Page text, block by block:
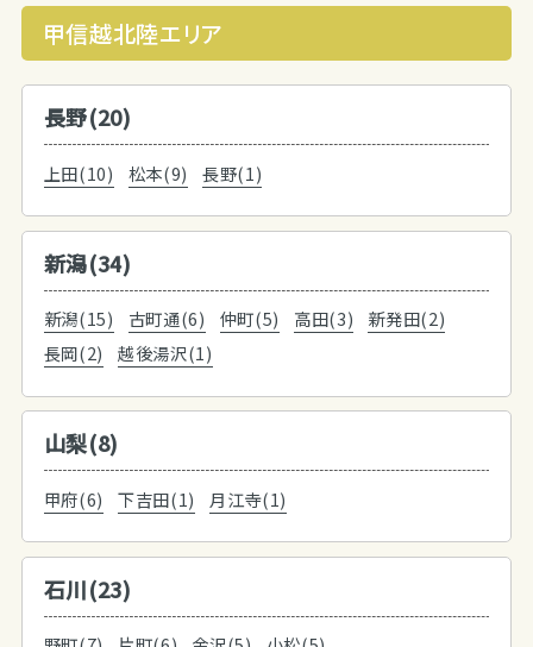
甲信越北陸エリア
長野(20)
上田(10) 松本(9) 長野(1)
新潟(34)
新潟(15) 古町通(6) 仲町(5) 高田(3)
新発田(2)
長岡(2)
越後湯沢(1)
山梨(8)
甲府(6) 下吉田(1) 月江寺(1)
石川(23)